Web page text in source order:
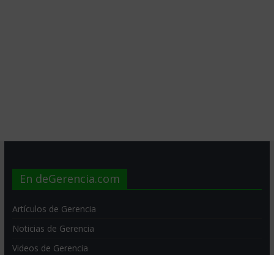
En deGerencia.com
Artículos de Gerencia
Noticias de Gerencia
Videos de Gerencia